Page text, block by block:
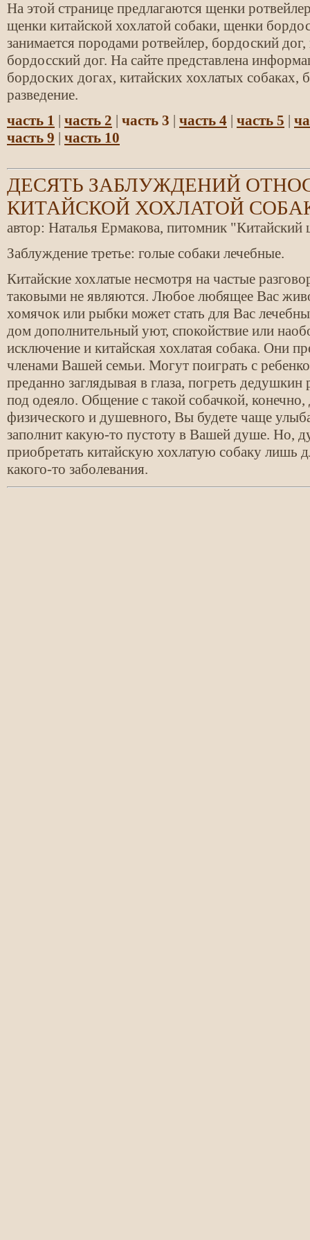
На этой странице предлагаются щенки
щенки китайской хохлатой собаки, щенки
занимается породами ротвейлер, бордоский дог,
бордосский дог. На сайте представлена
бордоских догах, китайских хохлатых собаках,
разведение.
часть 1 | часть 2 | часть 3 | часть 4 | часть 5 |
часть 9 | часть 10
ДЕСЯТЬ ЗАБЛУЖДЕНИЙ
КИТАЙСКОЙ ХОХЛАТОЙ
автор: Наталья Ермакова, питомник "Китайский
Заблуждение третье: голые собаки лечебные.
Китайские хохлатые несмотря на частые
таковыми не являются. Любое любящее Вас
хомячок или рыбки может стать для Вас
дом дополнительный уют, спокойствие или
исключение и китайская хохлатая собака. Они
членами Вашей семьи. Могут поиграть с
преданно заглядывая в глаза, погреть
под одеяло. Общение с такой собачкой, конечно,
физического и душевного, Вы будете чаще
заполнит какую-то пустоту в Вашей душе. Но,
приобретать китайскую хохлатую собаку лишь
какого-то заболевания.